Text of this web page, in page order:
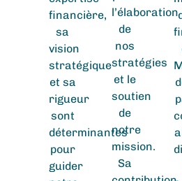
financière,
sa
vision
stratégique
et sa
rigueur
sont
déterminantes
pour
guider
l’élaboration
de
nos
stratégies
et le
soutien
de
notre
mission.
Sa